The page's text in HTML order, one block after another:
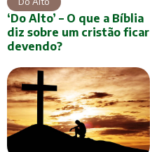
‘Do Alto’ – O que a Bíblia
diz sobre um cristão ficar
devendo?